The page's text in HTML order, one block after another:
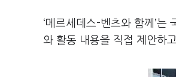
‘메르세데스-벤츠와 함께’
와 활동 내용을 직접 제안하